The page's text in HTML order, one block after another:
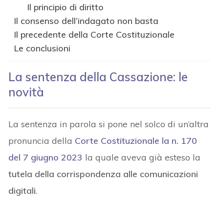
Il principio di diritto
Il consenso dell’indagato non basta
Il precedente della Corte Costituzionale
Le conclusioni
La sentenza della Cassazione: le
novità
La sentenza in parola si pone nel solco di un’altra
pronuncia della Corte Costituzionale la n. 170
del 7 giugno 2023 la quale aveva già esteso la
tutela della corrispondenza alle comunicazioni
digitali.